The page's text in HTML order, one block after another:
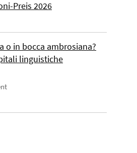
Preis 2026
o in bocca ambrosiana?
linguistiche